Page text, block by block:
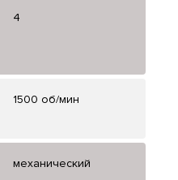
4
1500 об/мин
механический